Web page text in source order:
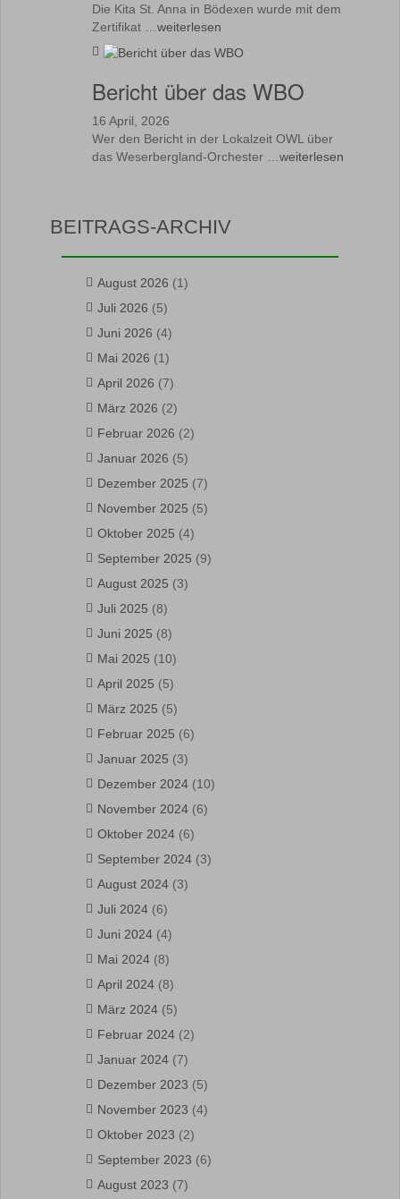
Die Kita St. Anna in Bödexen wurde mit dem
Zertifikat … weiterlesen
Bericht über das WBO
16 April, 2026
Wer den Bericht in der Lokalzeit OWL über
das Weserbergland-Orchester … weiterlesen
BEITRAGS-ARCHIV
August 2026 (1)
Juli 2026 (5)
Juni 2026 (4)
Mai 2026 (1)
April 2026 (7)
März 2026 (2)
Februar 2026 (2)
Januar 2026 (5)
Dezember 2025 (7)
November 2025 (5)
Oktober 2025 (4)
September 2025 (9)
August 2025 (3)
Juli 2025 (8)
Juni 2025 (8)
Mai 2025 (10)
April 2025 (5)
März 2025 (5)
Februar 2025 (6)
Januar 2025 (3)
Dezember 2024 (10)
November 2024 (6)
Oktober 2024 (6)
September 2024 (3)
August 2024 (3)
Juli 2024 (6)
Juni 2024 (4)
Mai 2024 (8)
April 2024 (8)
März 2024 (5)
Februar 2024 (2)
Januar 2024 (7)
Dezember 2023 (5)
November 2023 (4)
Oktober 2023 (2)
September 2023 (6)
August 2023 (7)